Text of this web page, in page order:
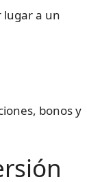
lugar a un
bonos y